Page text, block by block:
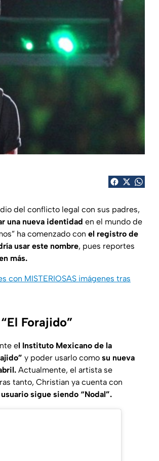
del conflicto legal con sus padres,
una nueva identidad en el mundo de
ha comenzado con el registro de
usar este nombre, pues reportes
más.
con MISTERIOSAS imágenes tras
Forajido”
el Instituto Mexicano de la
y poder usarlo como su nueva
Actualmente, el artista se
tanto, Christian ya cuenta con
sigue siendo “Nodal”.